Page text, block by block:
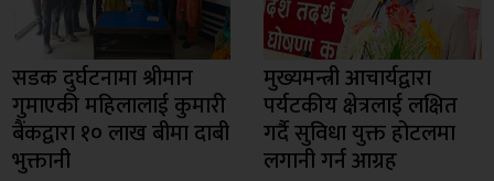
सडक दुर्घटनामा श्रीमान
गुमाएकी महिलालाई कुमारी
बैंकद्वारा १० लाख बीमा दाबी
भुक्तानी
मुख्यमन्त्री आचार्यद्वारा
पर्यटकीय क्षेत्रलाई लक्षित
गर्दै सुविधा युक्त होटलमा
लगानी गर्न आग्रह